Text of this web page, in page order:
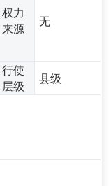
权力
来源
无
行使
层级
县级